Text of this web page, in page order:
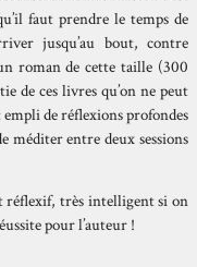
faut prendre le temps de
jusqu’au bout, contre
roman de cette taille (300
de ces livres qu’on ne peut
de réflexions profondes
méditer entre deux sessions
réflexif, très intelligent si on
pour l’auteur !